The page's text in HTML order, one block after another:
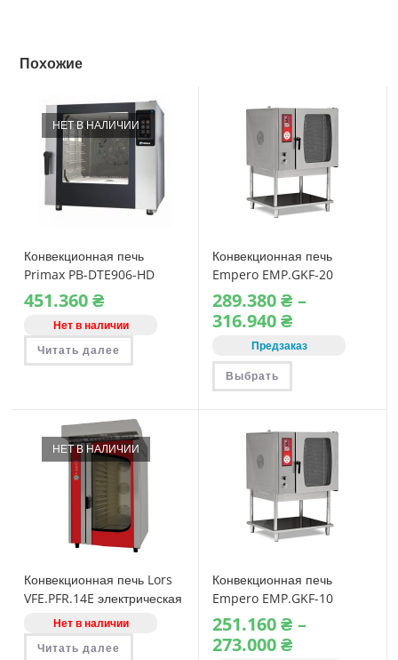
Похожие
НЕТ В НАЛИЧИИ
Конвекционная печь
Primax PB-DTE906-HD
электрическая
451.360₴
Нет в наличии
Читать далее
Конвекционная печь
Empero EMP.GKF-20
газовая
289.380₴ –
316.940₴цен:
–
316.940 ₴
Предзаказ
Выбрать
Этот
имеет
Опции
можно
выбрать
на
странице
товара.
НЕТ В НАЛИЧИИ
Конвекционная печь Lors
VFE.PFR.14E электрическая
Нет в наличии
Читать далее
Конвекционная печь
Empero EMP.GKF-10
газовая
251.160₴ –
273.000₴цен: